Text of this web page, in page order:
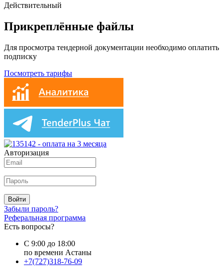
Действительный
Прикреплённые файлы
Для просмотра тендерной документации необходимо оплатить
подписку
Посмотреть тарифы
Авторизация
Войти
Забыли пароль?
Реферальная программа
Есть вопросы?
С 9:00 до 18:00
по времени Астаны
+7(727)318-76-09